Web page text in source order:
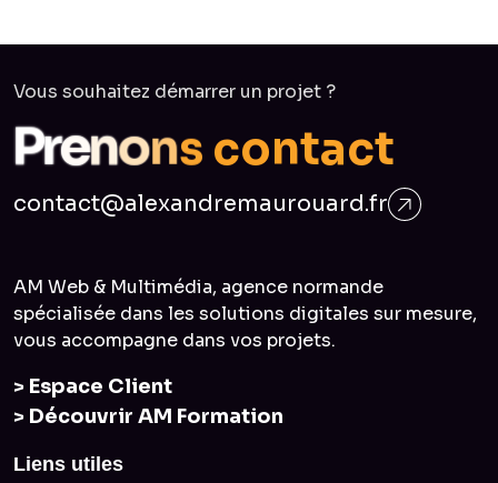
Vous souhaitez démarrer un projet ?
Prenonscontact
contact@alexandremaurouard.fr
AM Web & Multimédia, agence normande
spécialisée dans les solutions digitales sur mesure,
vous accompagne dans vos projets.
> Espace Client
> Découvrir AM Formation
Liens utiles